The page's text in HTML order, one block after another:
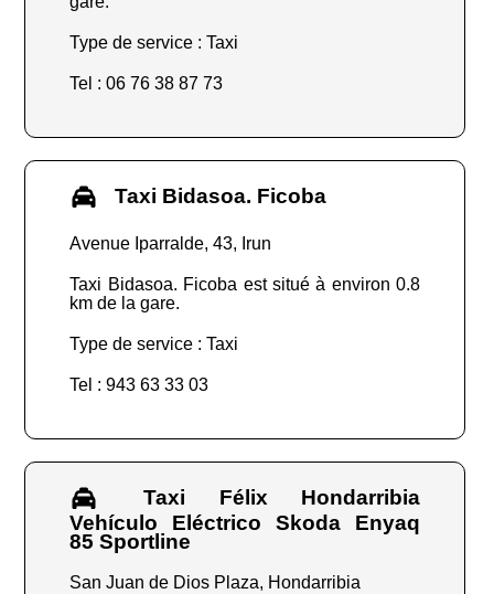
Type de service : Taxi
Tel : 06 76 38 87 73
Taxi Bidasoa. Ficoba
Avenue Iparralde, 43, Irun
Taxi Bidasoa. Ficoba est situé à environ 0.8
km de la gare.
Type de service : Taxi
Tel : 943 63 33 03
Taxi Félix Hondarribia
Vehículo Eléctrico Skoda Enyaq
85 Sportline
San Juan de Dios Plaza, Hondarribia